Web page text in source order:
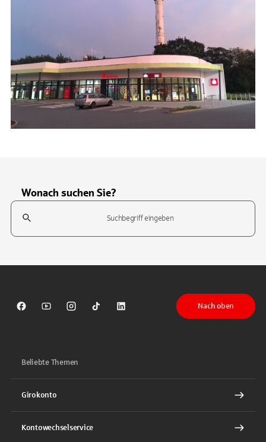
Wonach suchen Sie?
Suchfeld
Sparkasse auf Facebook
Sparkasse auf Youtube
Sparkasse auf Instagram
Sparkasse auf TikTok
Sparkasse auf LinkedIn
Nach oben
Beliebte Themen
Girokonto
Kontowechselservice